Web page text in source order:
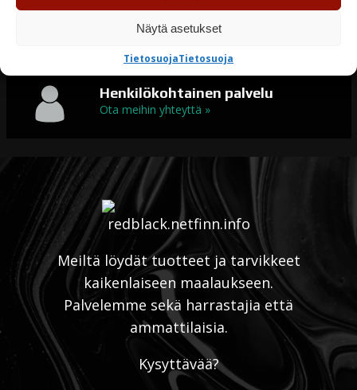
Näytä asetukset
TietosuojaTietosuoja
Erikoismaalit
Maalit kaikkeen maalaamiseen
Henkilökohtainen palvelu
Ota meihin yhteyttä »
Meiltä löydät tuotteet ja tarvikkeet
kaikenlaiseen maalaukseen.
Palvelemme sekä harrastajia että
ammattilaisia.
Kysyttävää?